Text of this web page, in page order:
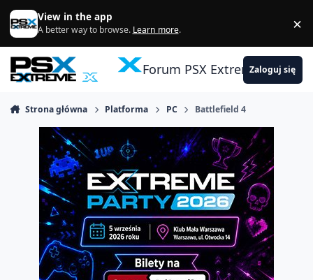
Skocz do zawartości
View in the app
A better way to browse. Learn more. ×
Forum PSX ExtremeZaloguj się
Strona główna Platforma PC Battlefield 4